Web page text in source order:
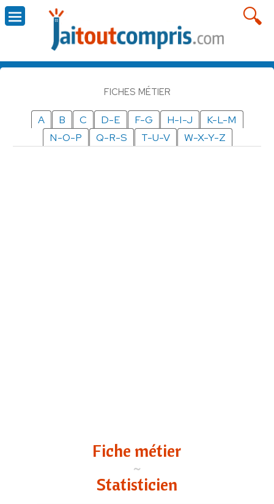
FICHES MÉTIER
A B C D-E F-G H-I-J
K-L-M
N-O-P
Q-R-S T-U-V W-X-Y-Z
Fiche métier
Statisticien